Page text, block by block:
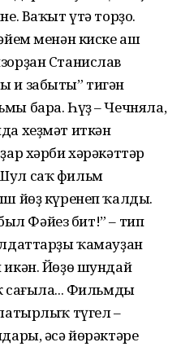
Ваҡыт үтә торҙо.
менән киске аш
Станислав
и забыты” тигән
бара. Һүҙ – Чечняла,
хеҙмәт иткән
хәрби хәрә­кәттәр
саҡ фильм
йөҙ күренеп ҡалды.
Фәйез бит!” – тип
ҡамауҙан
Йөҙө шундай
са­ғы­ла... Фильмды
түгел –
әсә йөрәктәре